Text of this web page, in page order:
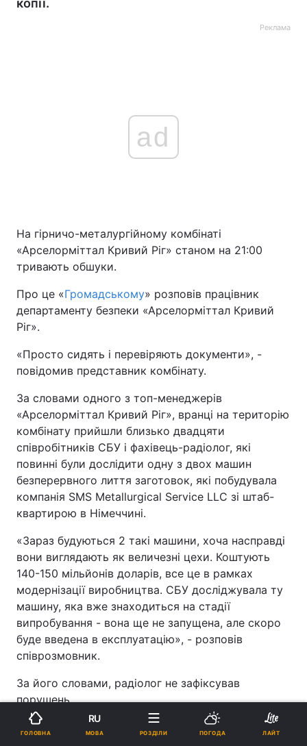
копії.
Реклама
ad
На гірничо-металургійному комбінаті
«Арселорміттал Кривий Ріг» станом на 21:00
тривають обшуки.
Про це «Громадському» розповів працівник
департаменту безпеки «Арселорміттал Кривий
Ріг».
«Просто сидять і перевіряють документи», -
повідомив представник комбінату.
За словами одного з топ-менеджерів
«Арселорміттал Кривий Ріг», вранці на територію
комбінату прийшли близько двадцяти
співробітників СБУ і фахівець-радіолог, які
повинні були дослідити одну з двох машин
безперервного лиття заготовок, які побудувала
компанія SMS Metallurgical Service LLC зі штаб-
квартирою в Німеччині.
«Зараз будуються 2 такі машини, хоча насправді
вони виглядають як величезні цехи. Коштують
140-150 мільйонів доларів, все це в рамках
модернізації виробництва. СБУ досліджувала ту
машину, яка вже знаходиться на стадії
випробування - вона ще не запущена, але скоро
буде введена в експлуатацію», - розповів
співрозмовник.
За його словами, радіолог не зафіксував
порушень.
Представник «Арселорміттал Кривий Ріг» також
ГОЛОВНА
RU
МОВА РОЗДІЛИ ПОГОДА ЛАЙТ